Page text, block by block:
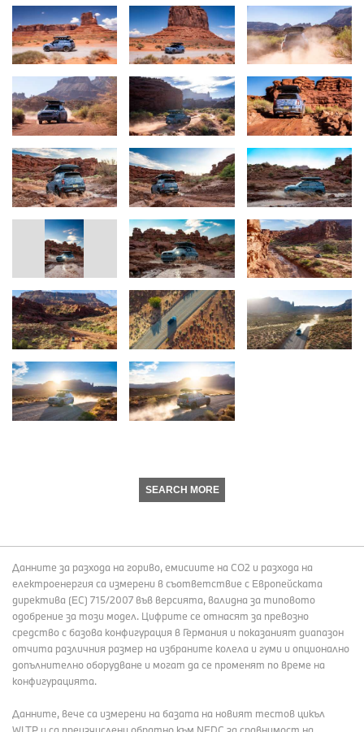
SEARCH MORE
Данните за разхода на гориво, емисиите на СО2 и разхода на
електроенергия са измерени в съответствие с Европейската
директива (EC) 715/2007 във версията, валидна за типовото
одобрение за този модел. Цифрите се отнасят за превозно
средство с базова конфигурация в Германия и показаният диапазон
отчита различния размер на избраните колела и гуми и опционално
допълнително оборудване и могат да се променят по време на
конфигурацията.
Данните, вече са измерени на базата на новият тестов цикъл